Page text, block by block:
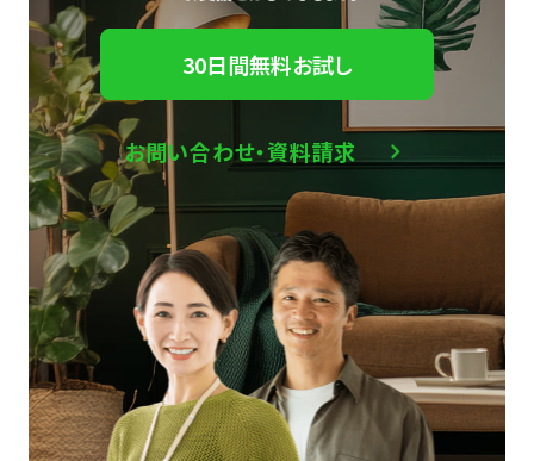
30日間無料お試し
お問い合わせ・資料請求